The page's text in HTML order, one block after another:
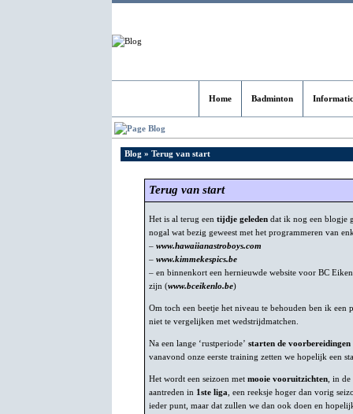
Home Badminton
Blog
Blog » Terug van start
Terug van start
Het is al terug een tijdje geleden dat ik nog een blogje
nogal wat bezig geweest met het programmeren van
– www.hawaiianastroboys.com
– www.kimmekespics.be
– en binnenkort een hernieuwde website voor BC
zijn (www.bceikenlo.be)
Om toch een beetje het niveau te behouden ben ik een
niet te vergelijken met wedstrijdmatchen.
Na een lange ‘rustperiode’ starten de voorbereidingen
vanavond onze eerste training zetten we hopelijk een
Het wordt een seizoen met mooie vooruitzichten , in de
aantreden in 1ste liga , een reeksje hoger dan vorig
ieder punt, maar dat zullen we dan ook doen en